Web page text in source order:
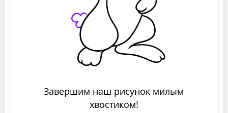
Завершим наш рисунок милым
хвостиком!